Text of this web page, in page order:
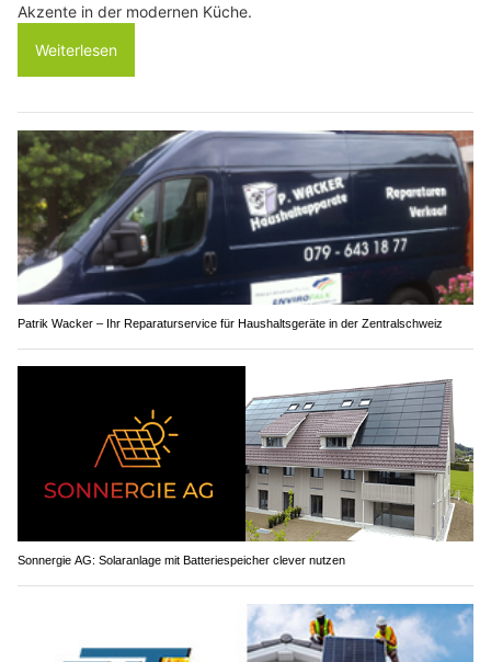
Akzente in der modernen Küche.
Weiterlesen
Patrik Wacker – Ihr Reparaturservice für Haushaltsgeräte in der Zentralschweiz
Sonnergie AG: Solaranlage mit Batteriespeicher clever nutzen